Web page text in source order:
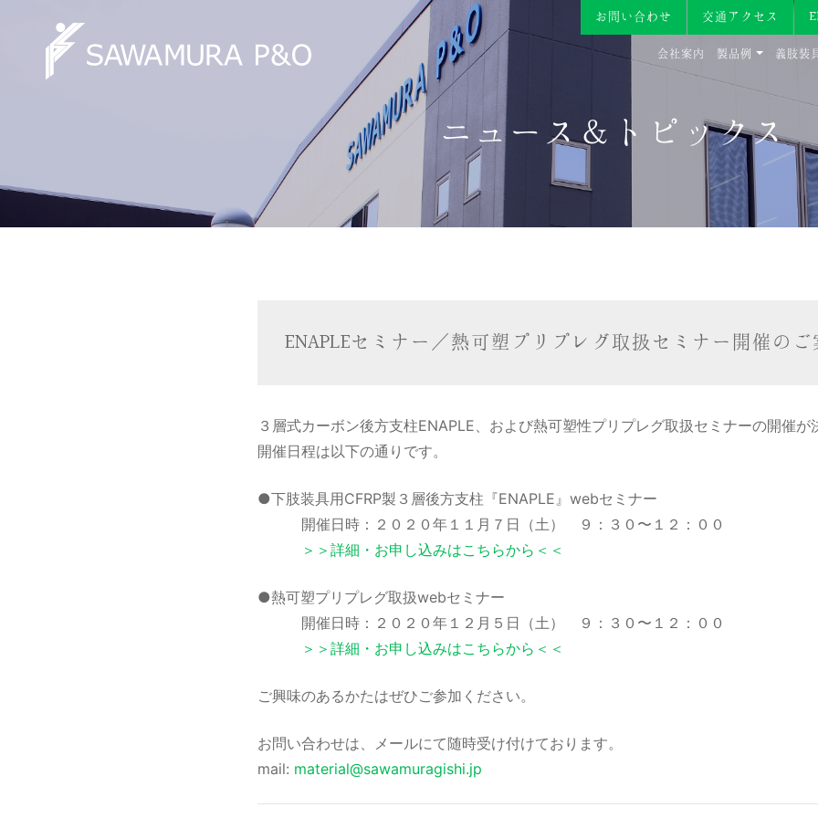
お問い合わせ 交通アクセス
会社案内 製品例 義肢装
ニュース＆トピックス
ENAPLEセミナー／熱可塑プリプレグ取扱セミナー開催のご
３層式カーボン後方支柱ENAPLE、および熱可塑性プリプレグ取扱セミナーの開催が
開催日程は以下の通りです。
●下肢装具用CFRP製３層後方支柱『ENAPLE』webセミナー
開催日時：２０２０年１１月７日（土） ９：３０〜１２：００
＞＞詳細・お申し込みはこちらから＜＜
●熱可塑プリプレグ取扱webセミナー
開催日時：２０２０年１２月５日（土） ９：３０〜１２：００
＞＞詳細・お申し込みはこちらから＜＜
ご興味のあるかたはぜひご参加ください。
お問い合わせは、メールにて随時受け付けております。
mail: material@sawamuragishi.jp